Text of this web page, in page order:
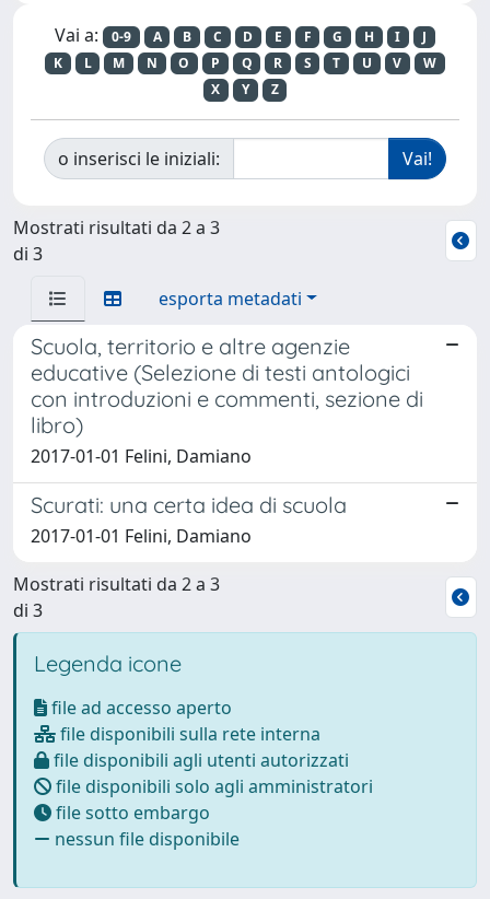
Vai a: 0-9 A B C D E F G H I
J
K
L M N O P Q R S T U V
W
X
Y Z
o inserisci le iniziali:
Mostrati risultati da 2 a 3
di 3
esporta metadati
Scuola, territorio e altre agenzie
educative (Selezione di testi antologici
con introduzioni e commenti, sezione di
libro)
2017-01-01 Felini, Damiano
Scurati: una certa idea di scuola
2017-01-01 Felini, Damiano
Mostrati risultati da 2 a 3
di 3
Legenda icone
file ad accesso aperto
file disponibili sulla rete interna
file disponibili agli utenti autorizzati
file disponibili solo agli amministratori
file sotto embargo
nessun file disponibile